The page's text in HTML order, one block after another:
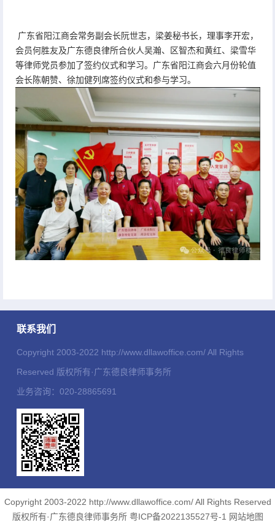
广东省阳江商会常务副会长阮世志，梁姜秘书长，理事李开宏，
会员何胜友及广东德良律所合伙人吴瀚、区智杰和黄红、梁雪华
等律师党员参加了签约仪式和学习。广东省阳江商会六月份轮值
会长陈朝赞、徐加健列席签约仪式和参与学习。
联系我们
Copyright 2003-2022 http://www.dllawoffice.com/ All Rights
Reserved 版权所有·广东德良律师事务所
业务咨询：020-28865691
Copyright 2003-2022 http://www.dllawoffice.com/ All Rights Reserved
版权所有·广东德良律师事务所 粤ICP备2022135527号-1 网站地图